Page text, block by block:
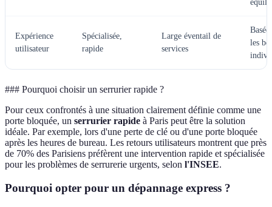
Expérience
utilisateur
Spécialisée,
rapide
Large éventail de
services
Basée
les
### Pourquoi choisir un serrurier rapide ?
Pour ceux confrontés à une situation clairement définie comme une
porte bloquée, un serrurier rapide à Paris peut être la solution
idéale. Par exemple, lors d'une perte de clé ou d'une porte bloquée
après les heures de bureau. Les retours utilisateurs montrent que près
de 70% des Parisiens préfèrent une intervention rapide et spécialisée
pour les problèmes de serrurerie urgents, selon l'INSEE.
Pourquoi opter pour un dépannage express ?